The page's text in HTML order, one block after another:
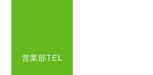
営業部TEL